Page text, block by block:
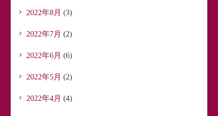
2022年8月 (3)
2022年7月 (2)
2022年6月 (6)
2022年5月 (2)
2022年4月 (4)